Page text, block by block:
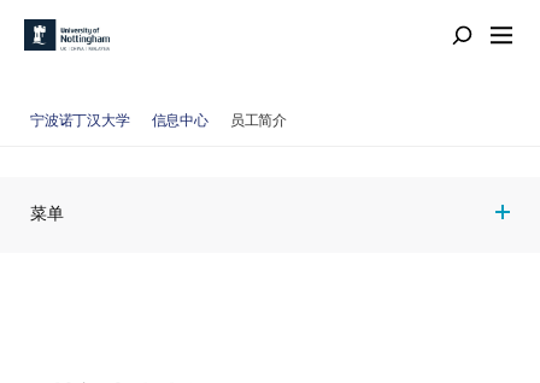
宁波诺丁汉大学 信息中心 员工简介
菜单